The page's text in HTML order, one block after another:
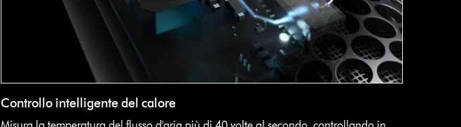
Controllo intelligente del calore